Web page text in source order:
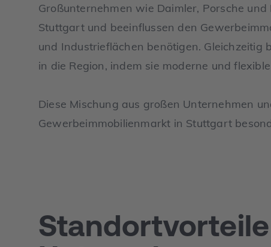
Großunternehmen wie Daimler, Porsche
Stuttgart und beeinflussen den
und Industrieflächen benötigen.
in die Region, indem sie moderne und
Diese Mischung aus großen Unternehmen
Gewerbeimmobilienmarkt in Stuttgart